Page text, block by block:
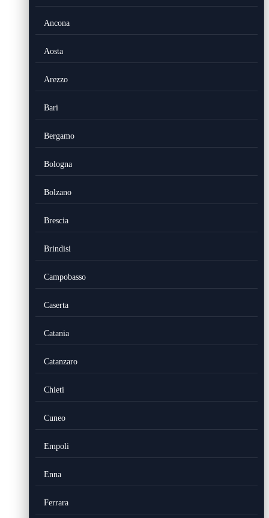
Ancona
Aosta
Arezzo
Bari
Bergamo
Bologna
Bolzano
Brescia
Brindisi
Campobasso
Caserta
Catania
Catanzaro
Chieti
Cuneo
Empoli
Enna
Ferrara